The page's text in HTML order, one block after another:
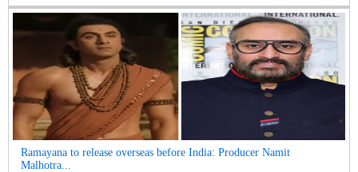
Ramayana to release overseas before India: Producer Namit
Malhotra...